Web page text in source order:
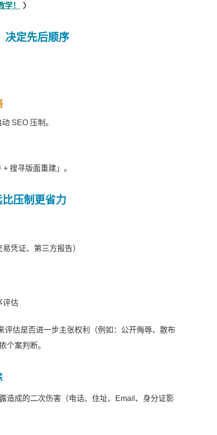
！ 〉
决定先后顺序
SEO 压制。
搜寻版面重建」。
压制更省力
凭证、第三方报告）
评估
评估是否进一步主张权利（例如 ： 公开侮辱、散布
个案判断。
造成的二次伤害（电话、住址、Email、身分证影